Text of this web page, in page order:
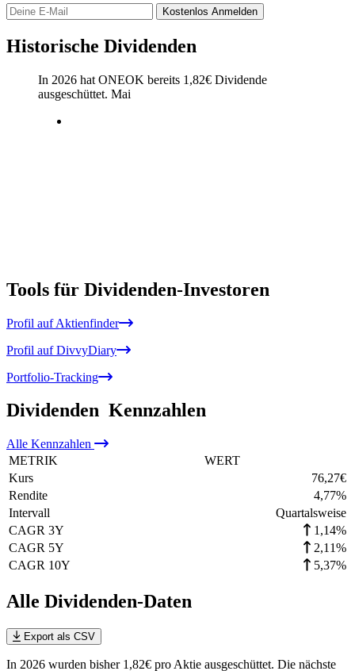
Kostenlos Anmelden
Historische Dividenden
In 2026 hat ONEOK bereits 1,82€ Dividende
ausgeschüttet. Mai
Tools für Dividenden-Investoren
Profil auf Aktienfinder
Profil auf DivvyDiary
Portfolio-Tracking
Dividenden Kennzahlen
Alle Kennzahlen
METRIK
WERT
Kurs
76,27€
Rendite
4,77%
Intervall
Quartalsweise
CAGR 3Y
1,14%
CAGR 5Y
2,11%
CAGR 10Y
5,37%
Alle Dividenden-Daten
Export als CSV
In 2026 wurden bisher 1,82€ pro Aktie ausgeschüttet. Die nächste